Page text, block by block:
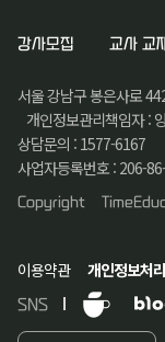
강사모집 교사 교
서울 강남구 봉은사로
개인정보관리책임자 :
상담문의 : 1577-6167
사업자등록번호 : 206-
Copyright
이용약관 개인정보처
SNS